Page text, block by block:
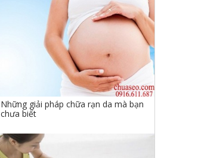
Những giải pháp chữa rạn da mà bạn
chưa biết